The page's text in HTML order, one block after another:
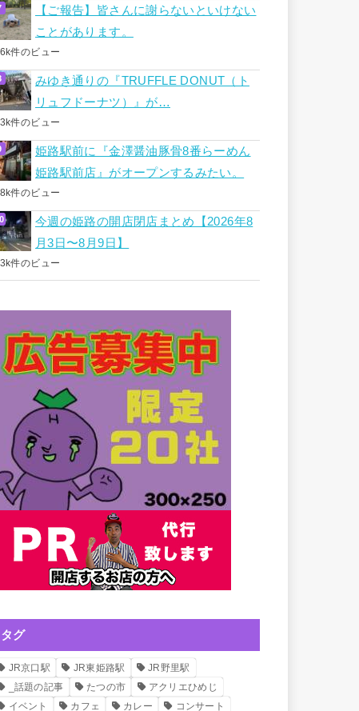
【ご報告】皆さんに謝らないといけない
ことがあります。
件のビュー
みゆき通りの『TRUFFLE DONUT（ト
リュフドーナツ）』が…
件のビュー
姫路駅前に『金澤醤油豚骨8番らーめん
姫路駅前店』がオープンするみたい。
件のビュー
今週の姫路の開店閉店まとめ【2026年8
月3日〜8月9日】
件のビュー
タグ
JR京口駅 JR東姫路駅
JR野里駅
_話題の記事
たつの市
アクリエひめじ
イベント
カフェ カレー コンサート